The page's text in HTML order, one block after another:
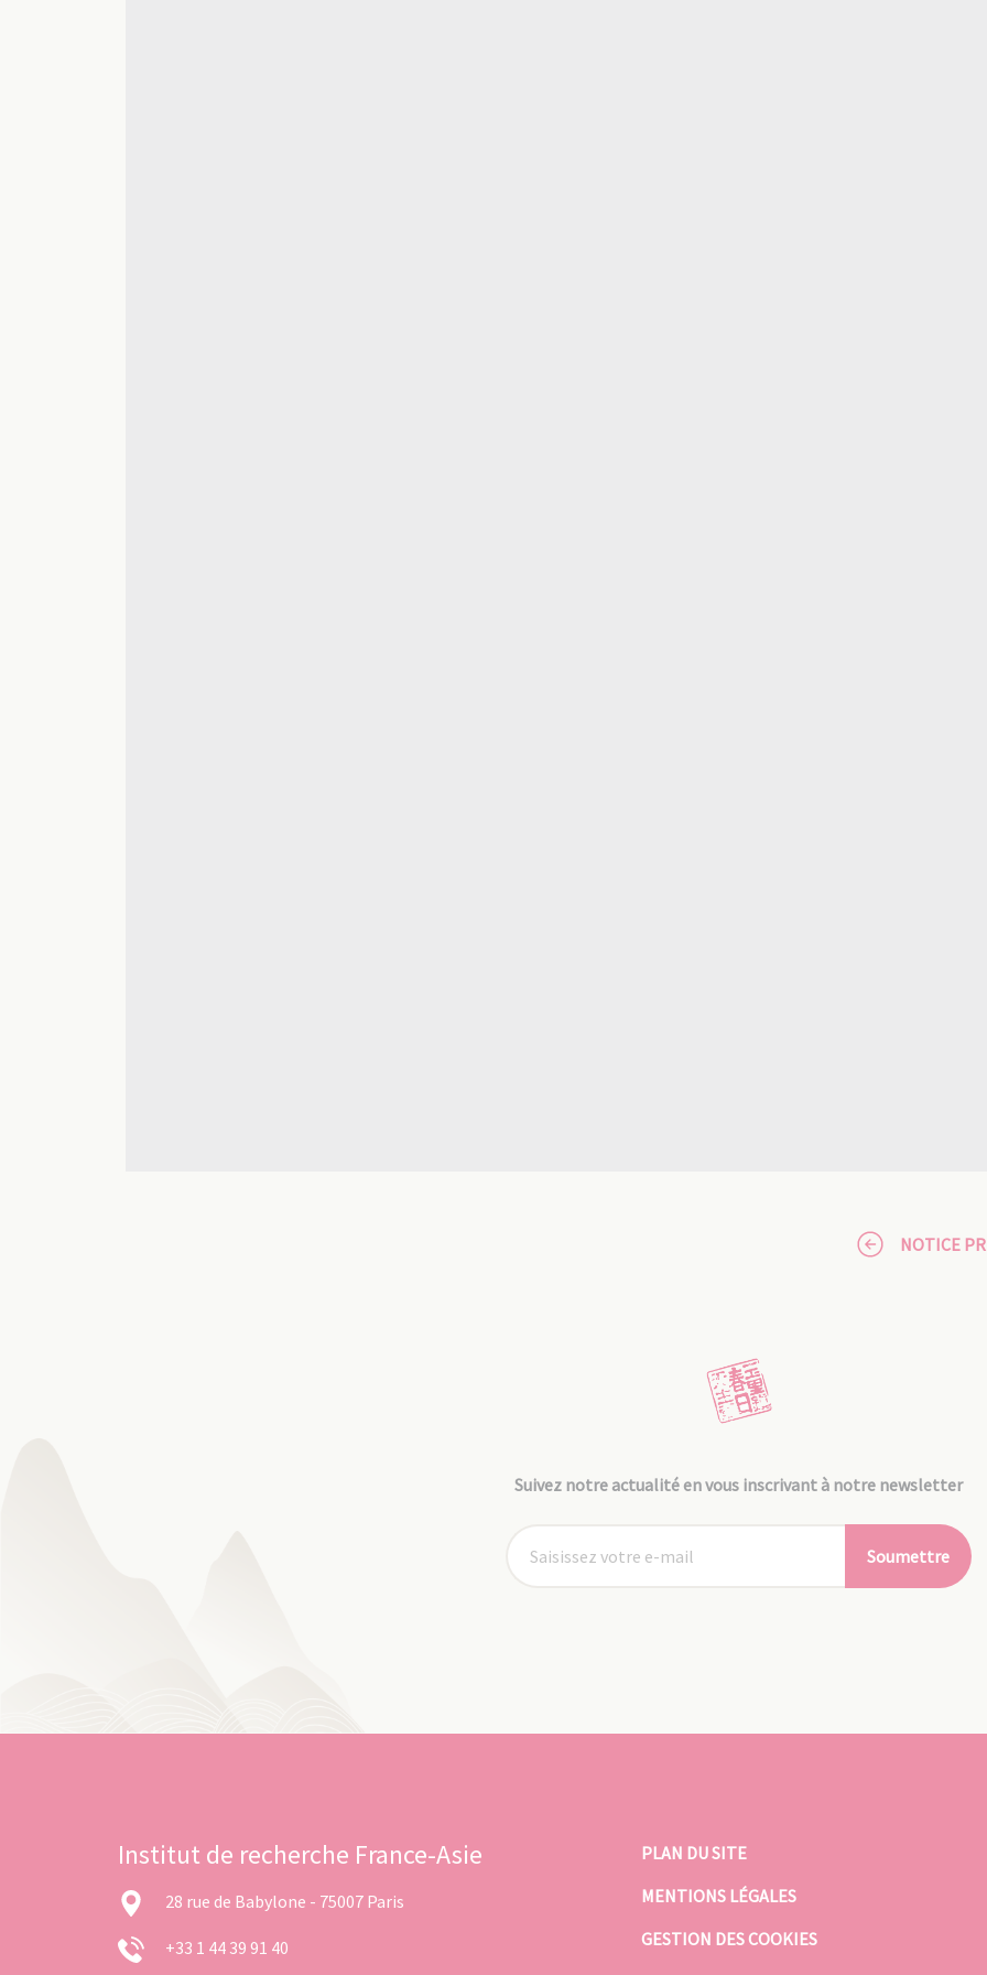
NOTICE
Suivez notre actualité en vous inscrivant à notre newsletter
Soumettre
Institut de recherche France-Asie
28 rue de Babylone - 75007 Paris
+33 1 44 39 91 40
PLAN DU SITE
MENTIONS LÉGALES
GESTION DES COOKIES